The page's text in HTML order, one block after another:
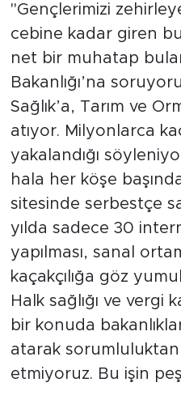
"Gençlerimizi
cebine kadar giren
net bir muhatap
Bakanlığı’na
Sağlık’a, Tarım ve
atıyor. Milyonlarca
yakalandığı
hala her köşe
sitesinde serbestçe
yılda sadece 30
yapılması, sanal
kaçakçılığa göz
Halk sağlığı ve vergi
bir konuda
atarak sorumluluktan
etmiyoruz. Bu işin